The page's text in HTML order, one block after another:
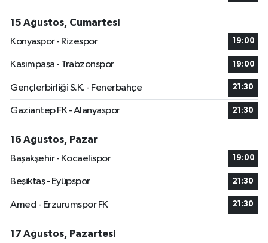
15 Ağustos, Cumartesi
Konyaspor - Rizespor
19:00
Kasımpaşa - Trabzonspor 19:00
Gençlerbirliği S.K. - Fenerbahçe 21:30
Gaziantep FK - Alanyaspor 21:30
16 Ağustos, Pazar
Başakşehir - Kocaelispor
19:00
Beşiktaş - Eyüpspor 21:30
Amed - Erzurumspor FK 21:30
17 Ağustos, Pazartesi